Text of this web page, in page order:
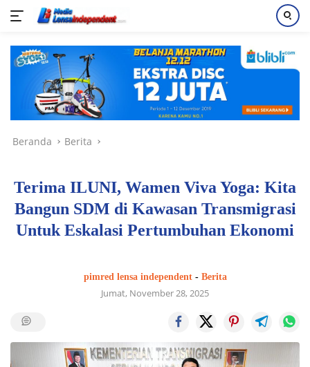
konten
Beranda Berita
Terima ILUNI, Wamen Viva Yoga: Kita
Bangun SDM di Kawasan Transmigrasi
Untuk Eskalasi Pertumbuhan Ekonomi
pimred lensa independent- Berita
Jumat, November 28, 2025